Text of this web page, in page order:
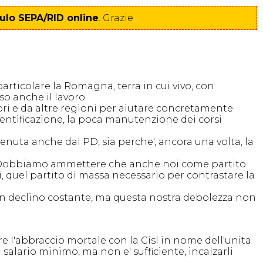
SEPA/RID online. Grazie
la Romagna, terra in cui vivo, con
anche il lavoro.
e da altre regioni per aiutare concretamente
la poca manutenzione dei corsi
anche dal PD, sia perche', ancora una volta, la
ammettere che anche noi come partito
partito di massa necessario per contrastare la
costante, ma questa nostra debolezza non
l'abbraccio mortale con la Cisl in nome dell'unita
minimo, ma non e' sufficiente, incalzarli